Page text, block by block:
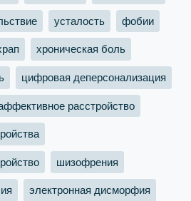
усталость фобии
хроническая боль
цифровая деперсонализация
расстройство
шизофрения
электронная дисморфия